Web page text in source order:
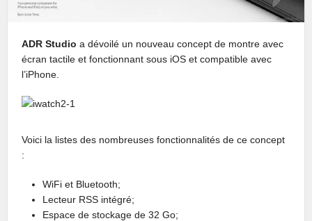
ADR Studio a dévoilé un nouveau concept de montre avec
écran tactile et fonctionnant sous iOS et compatible avec
l’iPhone.
Voici la listes des nombreuses fonctionnalités de ce concept
:
WiFi et Bluetooth;
Lecteur RSS intégré;
Espace de stockage de 32 Go;